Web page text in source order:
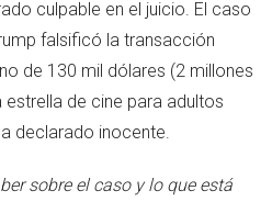
culpable en el juicio. El caso
falsificó la transacción
de 130 mil dólares (2 millones
de cine para adultos
declarado inocente.
sobre el caso y lo que está